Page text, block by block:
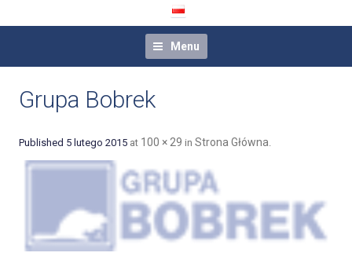
Menu
Grupa Bobrek
Published 5 lutego 2015 at 100 × 29 in Strona Główna.